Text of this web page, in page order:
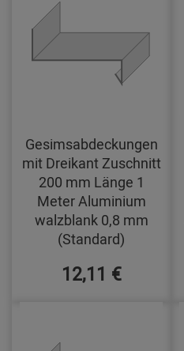
Gesimsabdeckungen
mit Dreikant Zuschnitt
200 mm Länge 1
Meter Aluminium
walzblank 0,8 mm
(Standard)
12,11 €